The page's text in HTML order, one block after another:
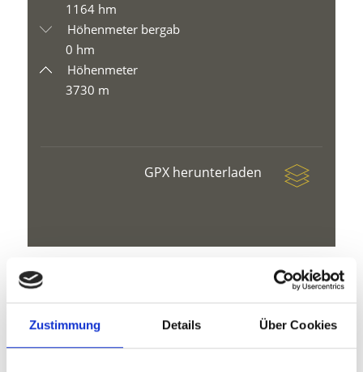
Zustimmung Details Über Cookies
1164 hm
Höhenmeter bergab
0 hm
Höhenmeter
3730 m
GPX herunterladen
V